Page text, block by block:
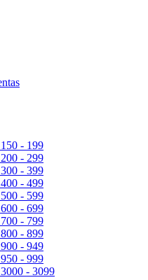
- 199
- 299
- 399
- 499
- 599
- 699
- 799
- 899
- 949
- 999
- 3099